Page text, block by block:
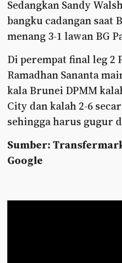
Sedangkan Sandy
bangku cadangan saat
menang 3-1 lawan BG
Di perempat final leg 2
Ramadhan Sananta
kala Brunei DPMM
City dan kalah 2-6
sehingga harus gugur
Sumber:
Google